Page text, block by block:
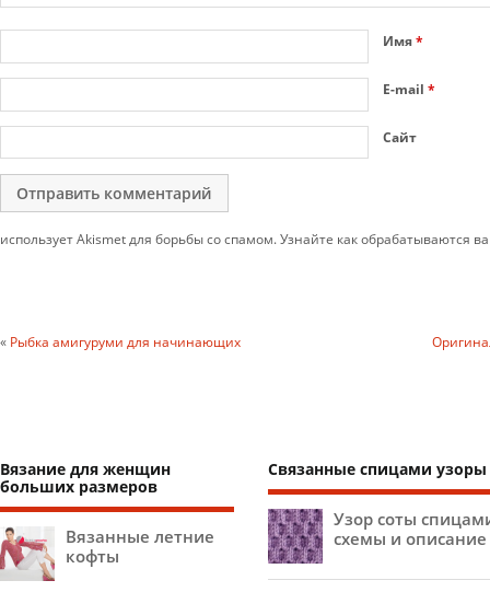
Имя*
E-mail *
Сайт
использует Akismet для борьбы со спамом. Узнайте как обрабатываются
« Рыбка амигуруми для начинающих
Вязание для женщин
больших размеров
Вязанные летние
кофты
Связанные спицами узоры
Узор соты
схемы и описание